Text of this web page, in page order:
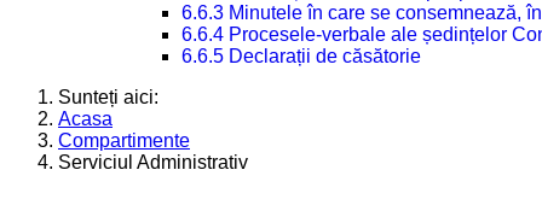
6.6.3 Minutele în care se consemnează,
6.6.4 Procesele-verbale ale ședințelor
6.6.5 Declarații de căsătorie
Sunteți aici:
Acasa
Compartimente
Serviciul Administrativ